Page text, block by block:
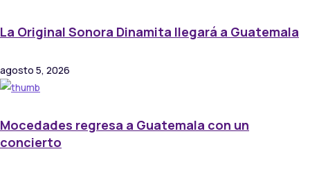
La Original Sonora Dinamita llegará a Guatemala
agosto 5, 2026
Mocedades regresa a Guatemala con un
concierto